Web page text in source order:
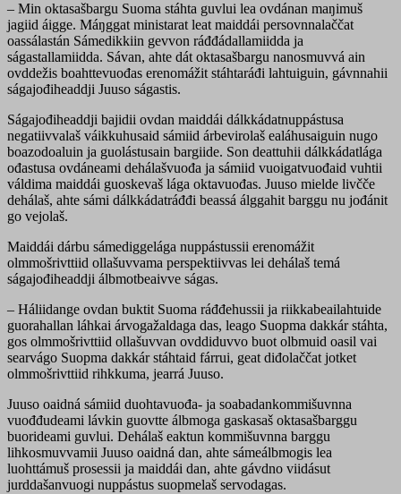
– Min oktasašbargu Suoma stáhta guvlui lea ovdánan maŋimuš
jagiid áigge. Máŋggat ministarat leat maiddái persovnnalaččat
oassálastán Sámedikkiin gevvon ráđđádallamiidda ja
ságastallamiidda. Sávan, ahte dát oktasašbargu nanosmuvvá ain
ovddežis boahttevuođas erenomážit stáhtaráđi lahtuiguin, gávnnahii
ságajođiheaddji Juuso ságastis.
Ságajođiheaddji bajidii ovdan maiddái dálkkádatnuppástusa
negatiivvalaš váikkuhusaid sámiid árbevirolaš ealáhusaiguin nugo
boazodoaluin ja guolástusain bargiide. Son deattuhii dálkkádatlága
ođastusa ovdáneami dehálašvuođa ja sámiid vuoigatvuođaid vuhtii
váldima maiddái guoskevaš lága oktavuođas. Juuso mielde livčče
dehálaš, ahte sámi dálkkádatráđđi beassá álggahit barggu nu jođánit
go vejolaš.
Maiddái dárbu sámediggelága nuppástussii erenomážit
olmmošrivttiid ollašuvvama perspektiivvas lei dehálaš temá
ságajođiheaddji álbmotbeaivve ságas.
– Háliidange ovdan buktit Suoma ráđđehussii ja riikkabeailahtuide
guorahallan láhkai árvogažaldaga das, leago Suopma dakkár stáhta,
gos olmmošrivttiid ollašuvvan ovddiduvvo buot olbmuid oasil vai
searvágo Suopma dakkár stáhtaid fárrui, geat diđolaččat jotket
olmmošrivttiid rihkkuma, jearrá Juuso.
Juuso oaidná sámiid duohtavuođa- ja soabadankommišuvnna
vuođđudeami lávkin guovtte álbmoga gaskasaš oktasašbarggu
buorideami guvlui. Dehálaš eaktun kommišuvnna barggu
lihkosmuvvamii Juuso oaidná dan, ahte sámeálbmogis lea
luohttámuš prosessii ja maiddái dan, ahte gávdno viidásut
jurddašanvuogi nuppástus suopmelaš servodagas.